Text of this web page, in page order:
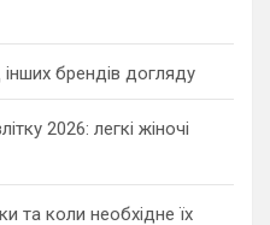
брендів догляду
2026: легкі жіночі
та коли необхідне їх